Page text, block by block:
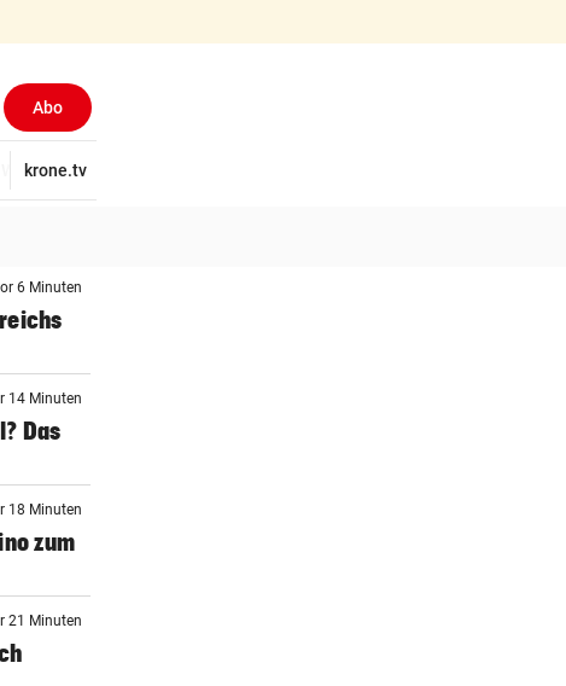
Abo
Wirtschaft
krone.tv
6 Minuten
14 Minuten
Das
18 Minuten
zum
21 Minuten